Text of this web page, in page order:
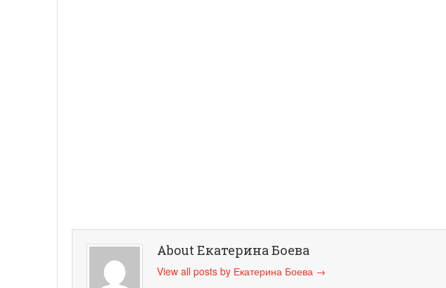
About Екатерина Боева
View all posts by Екатерина Боева →